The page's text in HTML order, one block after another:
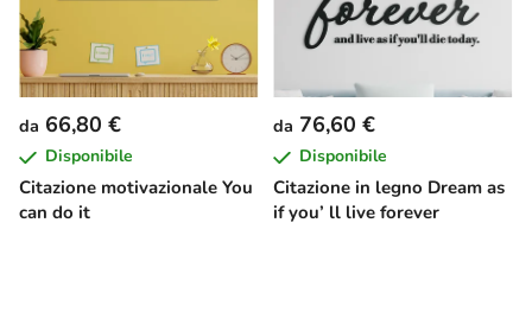
Citazione motivazionale You
can do it
da 66,80 €
Disponibile
Citazione in legno Dream as
if you’ ll live forever
da 76,60 €
Disponibile